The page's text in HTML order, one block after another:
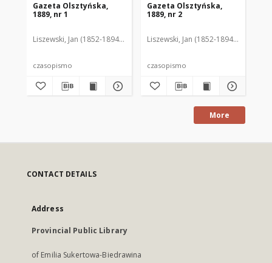
Gazeta Olsztyńska,
1889, nr 1
Liszewski, Jan (1852-1894). Red.
czasopismo
Gazeta Olsztyńska,
1889, nr 2
Liszewski, Jan (1852-1894). Red.
czasopismo
More
CONTACT DETAILS
Address
Provincial Public Library
of Emilia Sukertowa-Biedrawina